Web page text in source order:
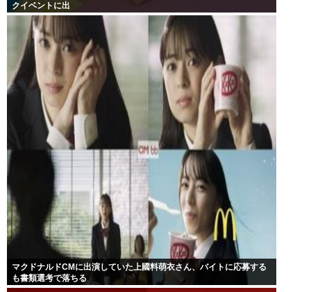
クイベントに出
マクドナルドCMに出演していた上國料萌衣さん、バイトに応募する
も書類選考で落ちる